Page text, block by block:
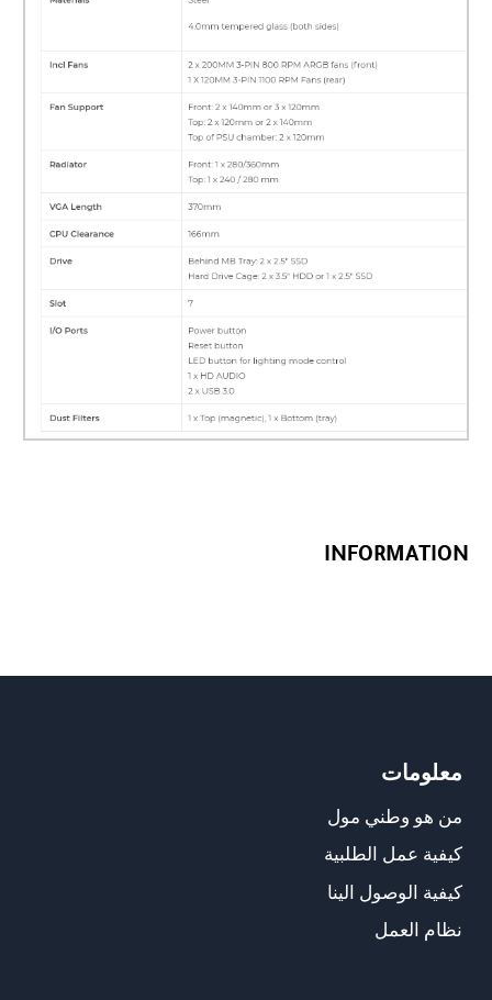
INFORMATION
معلومات
من هو وطني مول
كيفية عمل الطلبية
كيفية الوصول الينا
نظام العمل